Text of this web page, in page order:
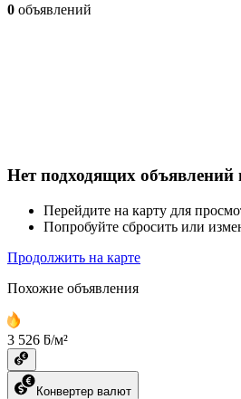
0 объявлений
Нет подходящих объявлений
Перейдите на карту для
Попробуйте сбросить или
Продолжить на карте
Похожие объявления
3 526 ƃ/м²
Конвертер валют